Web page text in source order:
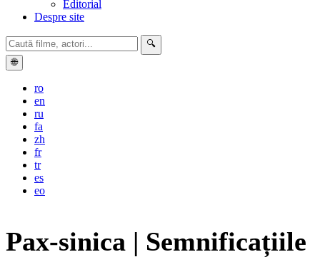
Editorial
Despre site
🔍
🌐
ro
en
ru
fa
zh
fr
tr
es
eo
Pax-sinica | Semnificațiile